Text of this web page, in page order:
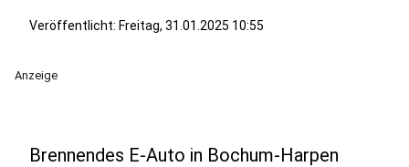
Veröffentlicht: Freitag, 31.01.2025 10:55
Anzeige
Brennendes E-Auto in Bochum-Harpen